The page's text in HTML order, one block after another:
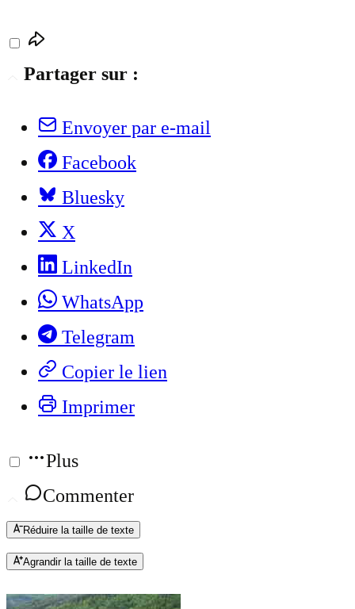
Partager sur :
Envoyer par e-mail
Facebook
Bluesky
X
LinkedIn
WhatsApp
Telegram
Copier le lien
Imprimer
Plus
Commenter
Réduire la taille de texte
Agrandir la taille de texte